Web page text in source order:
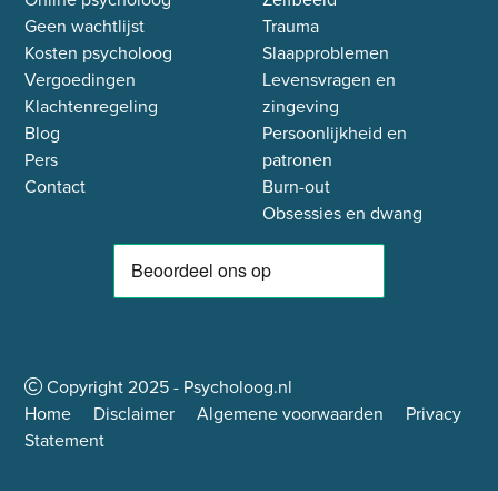
Geen wachtlijst
Kosten psycholoog
Vergoedingen
Klachtenregeling
Blog
Pers
Contact
Trauma
Slaapproblemen
Levensvragen en
zingeving
Persoonlijkheid en
patronen
Burn-out
Obsessies en dwang
Copyright2025- Psycholoog.nl
Home
Disclaimer Algemene voorwaarden
Privacy
Statement